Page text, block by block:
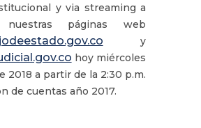
y via streaming a
páginas web
y
hoy miércoles
2018 a partir de la 2:30 p.m.
de cuentas año 2017.